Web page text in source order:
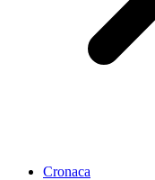
Cronaca